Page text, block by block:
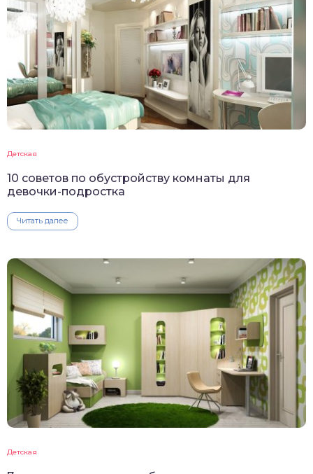
Детская
10 советов по обустройству комнаты для
девочки-подростка
Читать далее
Детская